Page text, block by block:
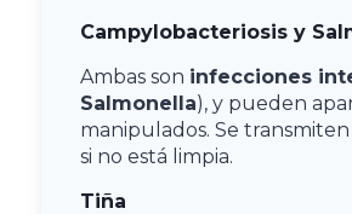
Campylobacteriosis y
Ambas son infecciones
Salmonella), y pueden
manipulados. Se
si no está limpia.
Tiña